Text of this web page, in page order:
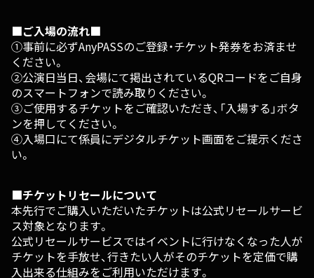
■ご入場の流れ■
①事前に必ずAnyPASSのご登録・チケット発券をお済ませ
ください。
②公演日当日、会場にて掲出されているQRコードをご自身
のスマートフォンで読み取りください。
③ご使用するチケットをご確認いただき、「入場する」ボタ
ンを押してください。
④入場口にて係員にデジタルチケット画面をご提示くださ
い。
■チケットリセールについて
本先行でご購入いただいたチケットは公式リセールサービ
ス対象となります。
公式リセールサービスではイベントに行けなくなった人が
チケットを手放せ、行きたい人がそのチケットを定価で購
入出来る仕組みをご利用いただけます。